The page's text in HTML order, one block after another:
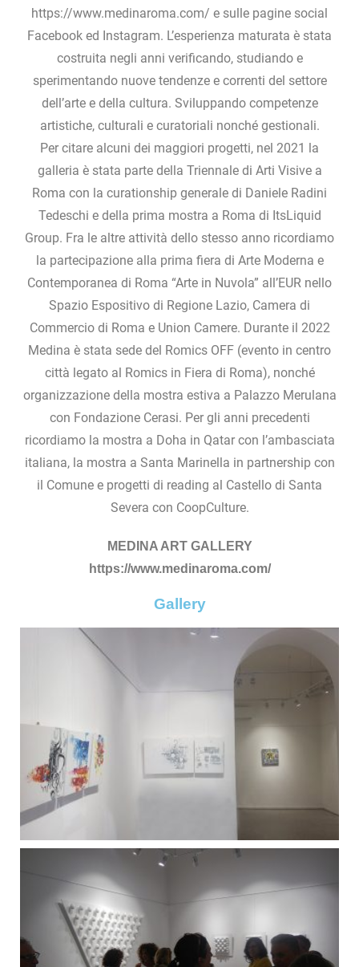
https://www.medinaroma.com/ e sulle pagine social
Facebook ed Instagram. L’esperienza maturata è stata
costruita negli anni verificando, studiando e
sperimentando nuove tendenze e correnti del settore
dell’arte e della cultura. Sviluppando competenze
artistiche, culturali e curatoriali nonché gestionali.
Per citare alcuni dei maggiori progetti, nel 2021 la
galleria è stata parte della Triennale di Arti Visive a
Roma con la curationship generale di Daniele Radini
Tedeschi e della prima mostra a Roma di ItsLiquid
Group. Fra le altre attività dello stesso anno ricordiamo
la partecipazione alla prima fiera di Arte Moderna e
Contemporanea di Roma “Arte in Nuvola” all’EUR nello
Spazio Espositivo di Regione Lazio, Camera di
Commercio di Roma e Union Camere. Durante il 2022
Medina è stata sede del Romics OFF (evento in centro
città legato al Romics in Fiera di Roma), nonché
organizzazione della mostra estiva a Palazzo Merulana
con Fondazione Cerasi. Per gli anni precedenti
ricordiamo la mostra a Doha in Qatar con l’ambasciata
italiana, la mostra a Santa Marinella in partnership con
il Comune e progetti di reading al Castello di Santa
Severa con CoopCulture.
MEDINA ART GALLERY
https://www.medinaroma.com/
Gallery